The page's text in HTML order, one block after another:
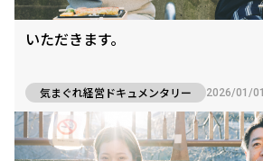
いただきます。
気まぐれ経営ドキュメンタリー 2026/01/01